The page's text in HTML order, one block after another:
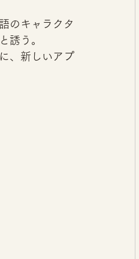
のキャラクタ
誘う。
、新しいアプ